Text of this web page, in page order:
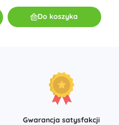
Do koszyka
Gwarancja satysfakcji